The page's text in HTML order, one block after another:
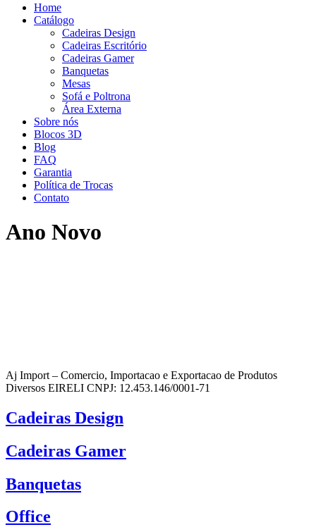
Home
Catálogo
Cadeiras Design
Cadeiras Escritório
Cadeiras Gamer
Banquetas
Mesas
Sofá e Poltrona
Área Externa
Sobre nós
Blocos 3D
Blog
FAQ
Garantia
Política de Trocas
Contato
Ano Novo
Aj Import – Comercio, Importacao e Exportacao de Produtos
Diversos EIRELI CNPJ: 12.453.146/0001-71
Cadeiras Design
Cadeiras Gamer
Banquetas
Office